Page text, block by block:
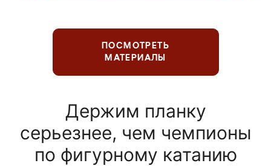
ПОСМОТРЕТЬ
МАТЕРИАЛЫ
Держим планку
серьезнее, чем чемпионы
по фигурному катанию